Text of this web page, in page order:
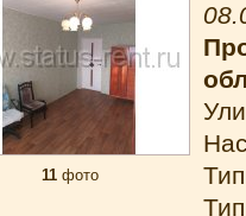
11 фото